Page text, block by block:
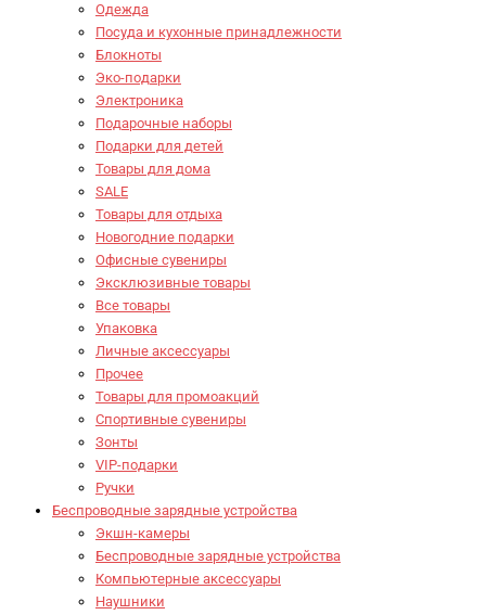
Одежда
Посуда и кухонные принадлежности
Блокноты
Эко-подарки
Электроника
Подарочные наборы
Подарки для детей
Товары для дома
SALE
Товары для отдыха
Новогодние подарки
Офисные сувениры
Эксклюзивные товары
Все товары
Упаковка
Личные аксессуары
Прочее
Товары для промоакций
Спортивные сувениры
Зонты
VIP-подарки
Ручки
Беспроводные зарядные устройства
Экшн-камеры
Беспроводные зарядные устройства
Компьютерные аксессуары
Наушники